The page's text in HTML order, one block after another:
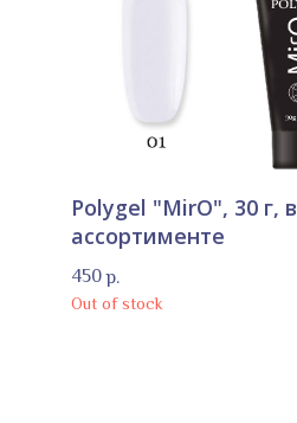
Polygel "MirO", 30 г, в
ассортименте
450р.
Out of stock